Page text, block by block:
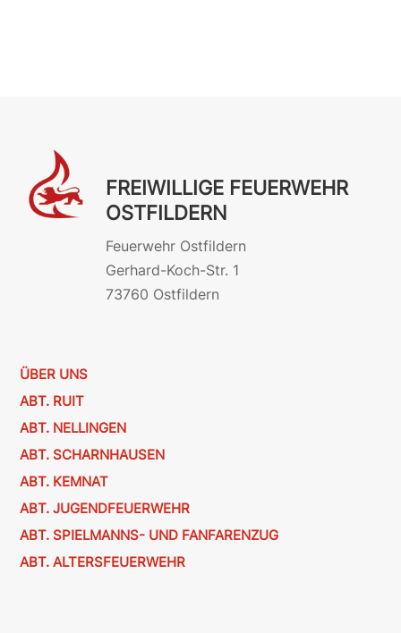
FREIWILLIGE FEUERWEHR
OSTFILDERN
Feuerwehr Ostfildern
Gerhard-Koch-Str. 1
73760 Ostfildern
ÜBER UNS
ABT. RUIT
ABT. NELLINGEN
ABT. SCHARNHAUSEN
ABT. KEMNAT
ABT. JUGENDFEUERWEHR
ABT. SPIELMANNS- UND FANFARENZUG
ABT. ALTERSFEUERWEHR